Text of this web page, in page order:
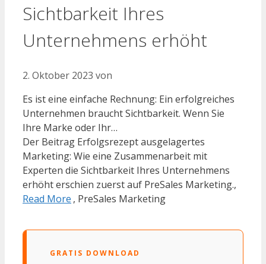
Sichtbarkeit Ihres
Unternehmens erhöht
2. Oktober 2023 von
Es ist eine einfache Rechnung: Ein erfolgreiches
Unternehmen braucht Sichtbarkeit. Wenn Sie
Ihre Marke oder Ihr…
Der Beitrag Erfolgsrezept ausgelagertes
Marketing: Wie eine Zusammenarbeit mit
Experten die Sichtbarkeit Ihres Unternehmens
erhöht erschien zuerst auf PreSales Marketing.,
Read More , PreSales Marketing
GRATIS DOWNLOAD